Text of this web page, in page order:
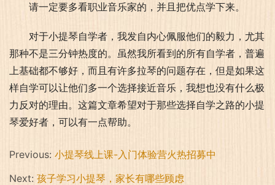
请一定要多看职业音乐家的，并且把优点学下来。
对于小提琴自学者，我发自内心佩服他们的毅力，尤其
那种不是三分钟热度的。虽然我所看到的所有自学者，普遍
上基础都不够好，而且有许多拉琴的问题存在，但是如果这
样自学可以让他们多一个选择接近音乐，我想也没有什么极
力反对的理由。这篇文章希望对于那些选择自学之路的小提
琴爱好者，可以有一点帮助。
Previous: 小提琴线上课-入门体验营火热招募中
Next: 孩子学习小提琴，家长有哪些顾虑